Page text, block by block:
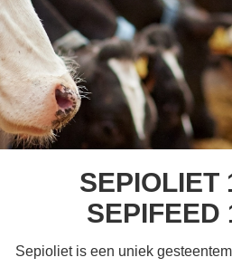
SEPIOLIET
SEPIFEED
Sepioliet is een uniek